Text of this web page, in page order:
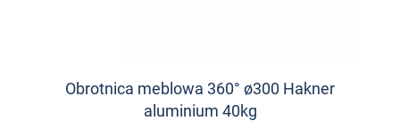
Obrotnica meblowa 360° ø300 Hakner
aluminium 40kg